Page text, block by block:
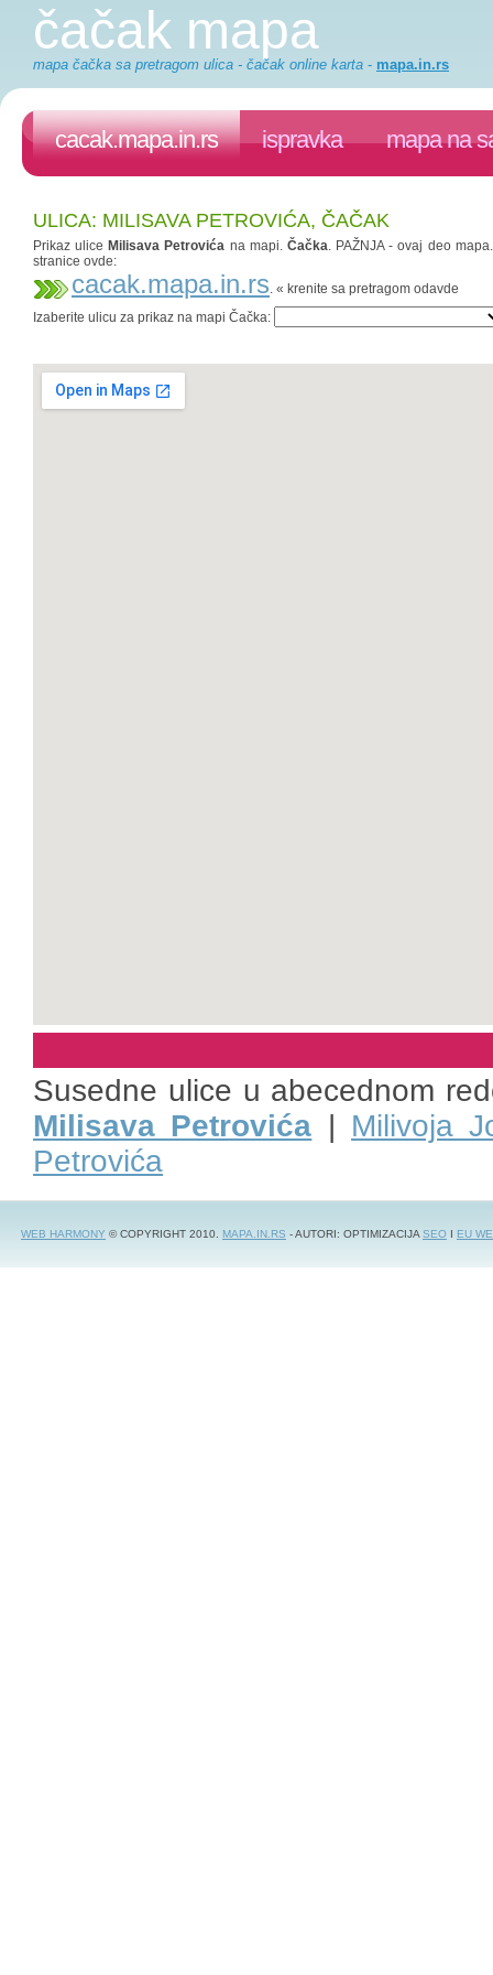
čačak mapa
mapa čačka sa pretragom ulica - čačak online karta - mapa.in.rs
cacak.mapa.in.rs ispravka mapa na
ULICA: MILISAVA PETROVIĆA, ČAČAK
Prikaz ulice Milisava Petrovića na mapi. Čačka. PAŽNJA - ovaj deo
stranice ovde:
cacak.mapa.in.rs. « krenite sa pretragom odavde
Izaberite ulicu za prikaz na mapi Čačka:
Susedne ulice u abecednom
Milisava Petrovića | Milivoja
Petrovića
WEB HARMONY © COPYRIGHT 2010. MAPA.IN.RS - AUTORI: OPTIMIZACIJASEO I EU